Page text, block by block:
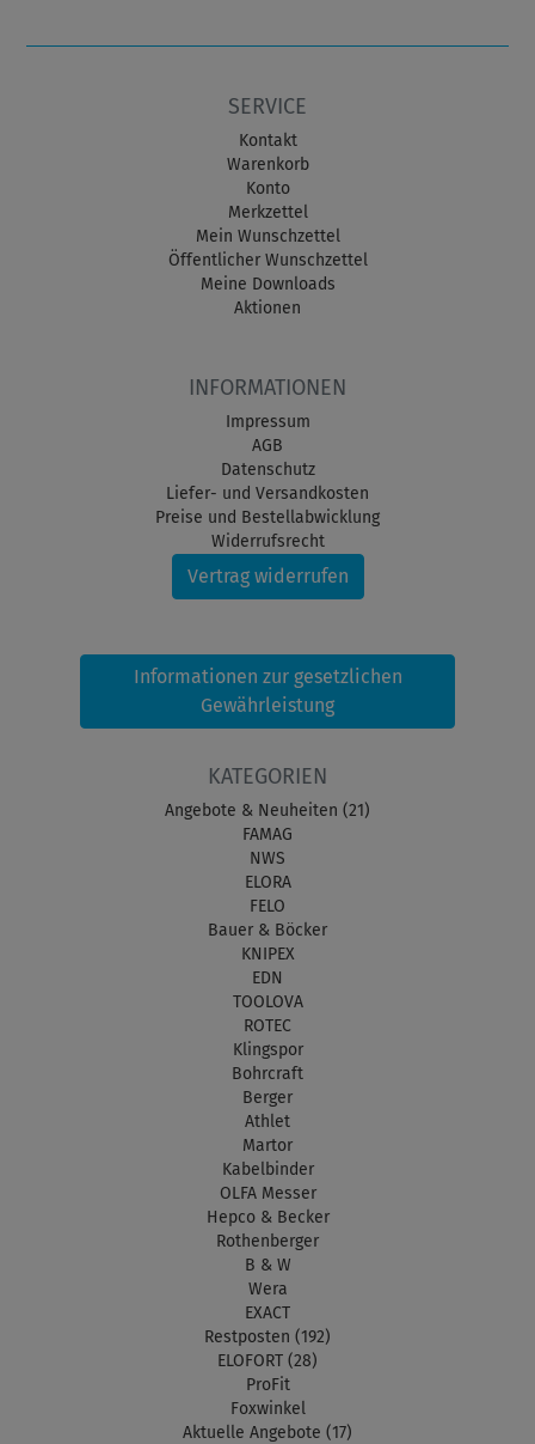
SERVICE
Kontakt
Warenkorb
Konto
Merkzettel
Mein Wunschzettel
Öffentlicher Wunschzettel
Meine Downloads
Aktionen
INFORMATIONEN
Impressum
AGB
Datenschutz
Liefer- und Versandkosten
Preise und Bestellabwicklung
Widerrufsrecht
Vertrag widerrufen
Informationen zur gesetzlichen
Gewährleistung
KATEGORIEN
Angebote & Neuheiten (21)
FAMAG
NWS
ELORA
FELO
Bauer & Böcker
KNIPEX
EDN
TOOLOVA
ROTEC
Klingspor
Bohrcraft
Berger
Athlet
Martor
Kabelbinder
OLFA Messer
Hepco & Becker
Rothenberger
B & W
Wera
EXACT
Restposten (192)
ELOFORT (28)
ProFit
Foxwinkel
Aktuelle Angebote (17)